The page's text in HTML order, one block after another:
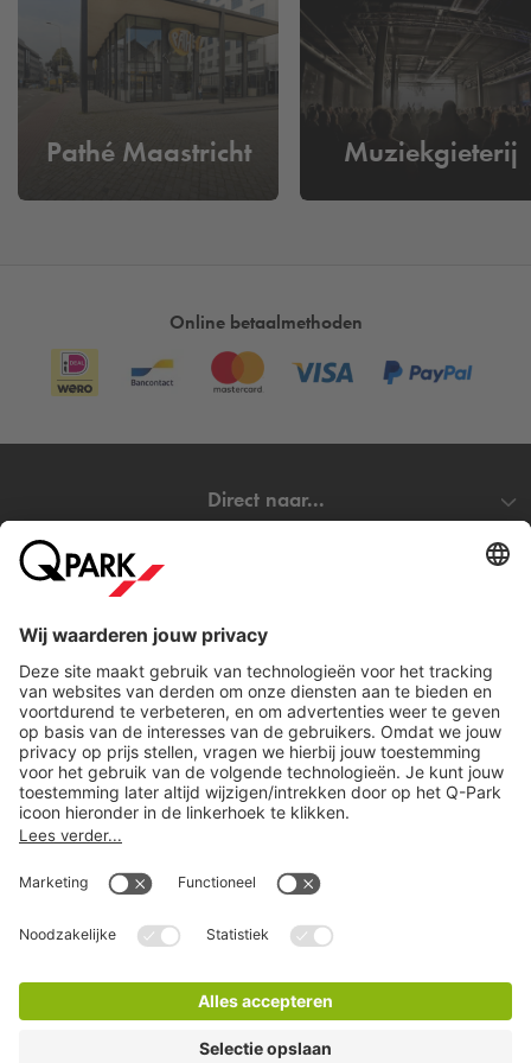
ook leert, meedenkt en geïnspireerd raakt. Architecten,
ontwerpers, kunstenaars en denkers krijgen er ruimte om
actuele thema’s vanuit nieuwe invalshoeken te belichten.
Of je nu uit Maastricht komt of van ver: Bureau Europa
nodigt je uit om anders naar je omgeving te kijken. Naar
gebouwen, buurten, rituelen, gewoontes. Soms kritisch, soms
voorbijgangers met een open blik.
De locatie zelf draagt bij aan de ervaring. Bureau Europa
ligt in het
Sphinxkwartier, een voormalig industrieterrein dat is
tussen bioscoopLumière, het Student Hotel, de
bezoek kun je wandelen langs hetBassin
, neerstrijken op een
terras of verdwalen in het rauwe, herontdekte Maastricht.
Bezoek je Bureau Europa en wil je verzekerd zijn van een
Q-ParkFrontenpark. Wil je toch liever ergens anders in
Maastricht parkeren? Bekijk dan ons complete aanbod van
parkeergarages in Maastricht.
Wat kost het om in de buurt van Bureau Europa
in Maastricht te parkeren?
Reserveer vooraf online je parkeerplaats en ben verzekerd
basis van je kenteken en je hoeft niet meer langs de
Pathé Maastricht Muziekgieterij
Online betaalmethoden
Direct naar...
Copyright
Privacy statement
Disclaimer